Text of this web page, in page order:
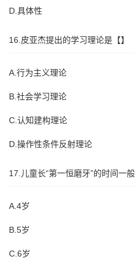
D.具体性
16.皮亚杰提出的学习理论是【】
A.行为主义理论
B.社会学习理论
C.认知建构理论
D.操作性条件反射理论
17.儿童长“第一恒磨牙”的时间一般
A.4岁
B.5岁
C.6岁